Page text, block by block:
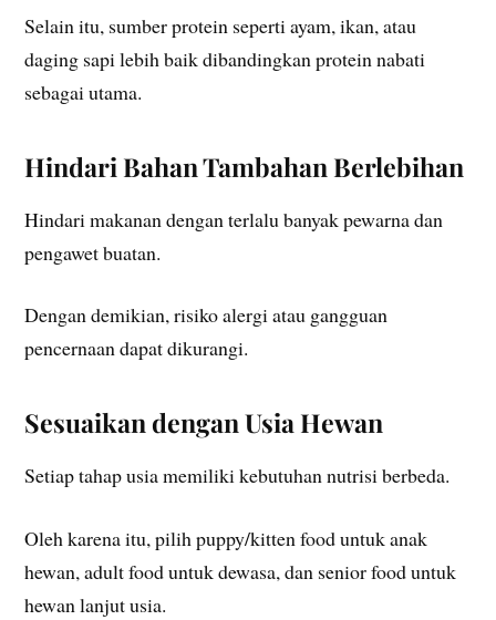
Selain itu, sumber protein seperti ayam, ikan, atau
daging sapi lebih baik dibandingkan protein nabati
sebagai utama.
Hindari Bahan Tambahan Berlebihan
Hindari makanan dengan terlalu banyak pewarna dan
pengawet buatan.
Dengan demikian, risiko alergi atau gangguan
pencernaan dapat dikurangi.
Sesuaikan dengan Usia Hewan
Setiap tahap usia memiliki kebutuhan nutrisi berbeda.
Oleh karena itu, pilih puppy/kitten food untuk anak
hewan, adult food untuk dewasa, dan senior food untuk
hewan lanjut usia.